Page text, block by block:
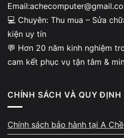
tai nghe bluetooth laptop bị trễ
dây.
Nội dung
Driver Bluetooth hoặc driver
hoặc quá cũ có thể làm tăng
thanh.
💻 Chuyên: Thu mua – Sửa
kiện uy tín
💬 Hơn 20 năm kinh nghiệm
cam kết phục vụ tận tâm &
CHÍNH SÁCH VÀ QUY ĐỊNH
Chính sách bảo hành tại A Chề